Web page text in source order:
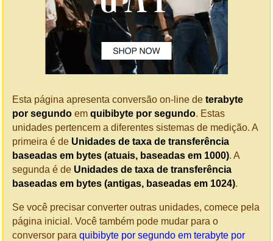
Esta página apresenta conversão on-line de terabyte
por segundo em quibibyte por segundo. Estas
unidades pertencem a diferentes sistemas de medição. A
primeira é de Unidades de taxa de transferência
baseadas em bytes (atuais, baseadas em 1000). A
segunda é de Unidades de taxa de transferência
baseadas em bytes (antigas, baseadas em 1024).
Se você precisar converter outras unidades, comece pela
página inicial. Você também pode mudar para o
conversor para quibibyte por segundo em terabyte por